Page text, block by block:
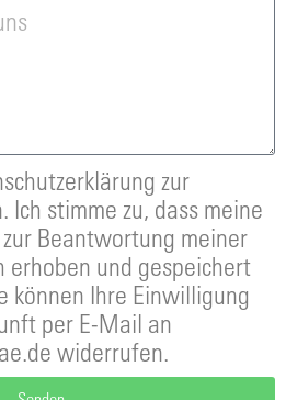
zur
Ich stimme zu, dass meine
Beantwortung meiner
erhoben und gespeichert
können Ihre Einwilligung
per E-Mail an
widerrufen.